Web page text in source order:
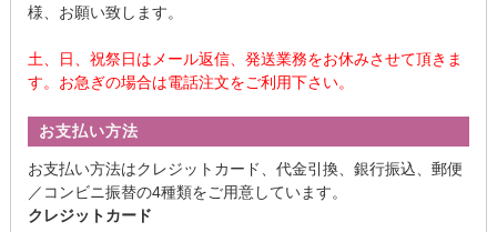
様、お願い致します。
土、日、祝祭日はメール返信、発送業務をお休みさせて頂きま
す。お急ぎの場合は電話注文をご利用下さい。
お支払い方法
お支払い方法はクレジットカード、代金引換、銀行振込、郵便
／コンビニ振替の4種類をご用意しています。
クレジットカード